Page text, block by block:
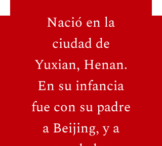
Nació en la
ciudad de
Yuxian, Henan.
En su infancia
fue con su padre
a Beijing, y a